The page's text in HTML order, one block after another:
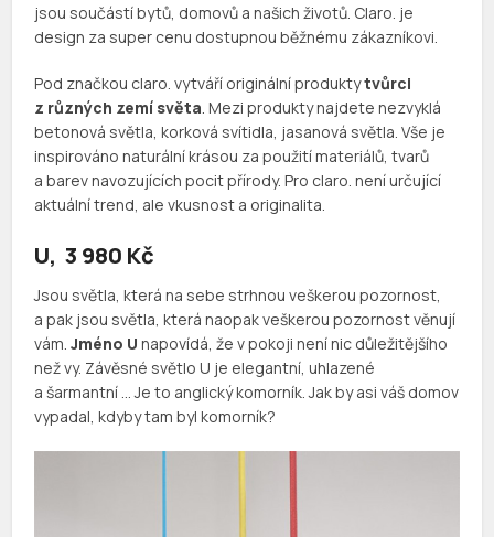
jsou součástí bytů, domovů a našich životů. Claro. je
design za super cenu dostupnou běžnému zákazníkovi.
Pod značkou claro. vytváří originální produktytvůrci
z různých zemí světa. Mezi produkty najdete nezvyklá
betonová světla, korková svítidla, jasanová světla. Vše je
inspirováno naturální krásou za použití materiálů, tvarů
a barev navozujících pocit přírody. Pro claro. není určující
aktuální trend, ale vkusnost a originalita.
U, 3 980 Kč
Jsou světla, která na sebe strhnou veškerou pozornost,
a pak jsou světla, která naopak veškerou pozornost věnují
vám.Jméno U napovídá, že v pokoji není nic důležitějšího
než vy. Závěsné světlo U je elegantní, uhlazené
a šarmantní … Je to anglický komorník. Jak by asi váš domov
vypadal, kdyby tam byl komorník?